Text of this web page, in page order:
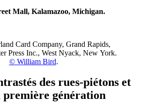
Mall, Kalamazoo, Michigan.
Card Company, Grand Rapids,
Press Inc., West Nyack, New York.
© William Bird.
des rues-piétons et
première génération